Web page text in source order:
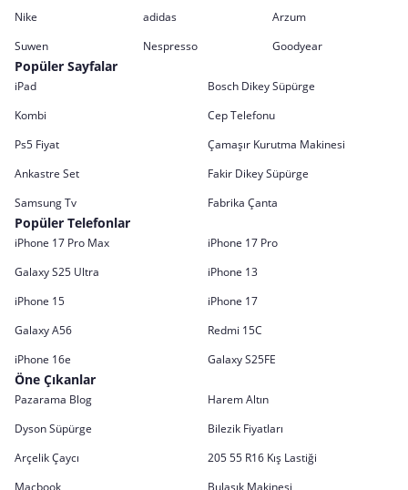
Nike adidas
Arzum
Suwen
Nespresso Goodyear
Popüler Sayfalar
iPad
Bosch Dikey Süpürge
Kombi
Cep Telefonu
Ps5 Fiyat
Çamaşır Kurutma Makinesi
Ankastre Set
Fakir Dikey Süpürge
Samsung Tv
Fabrika Çanta
Popüler Telefonlar
iPhone 17 Pro Max
iPhone 17 Pro
Galaxy S25 Ultra
iPhone 13
iPhone 15
iPhone 17
Galaxy A56
Redmi 15C
iPhone 16e
Galaxy S25FE
Öne Çıkanlar
Pazarama Blog
Harem Altın
Dyson Süpürge
Bilezik Fiyatları
Arçelik Çaycı
205 55 R16 Kış Lastiği
Macbook
Bulaşık Makinesi